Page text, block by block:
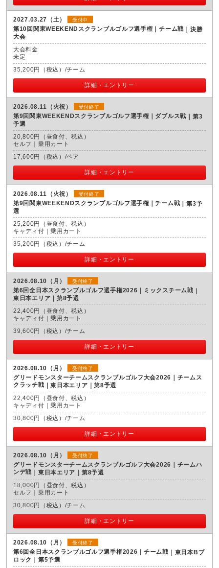
2027.03.27（土） 受付中
第10回関東WEEKENDスクランブルゴルフ選手権｜チーム戦
決勝
大会
大会料金
未定
35,200円（税込）/チーム
詳細・エントリー
2026.08.11（火祝） 受付終了
第9回関東WEEKENDスクランブルゴルフ選手権｜ダブルス戦
第3
予選
20,800円（昼食付、税込）
セルフ｜乗用カート
17,600円（税込）/ペア
詳細・エントリー
2026.08.11（火祝） 受付終了
第9回関東WEEKENDスクランブルゴルフ選手権｜チーム戦
第3予
選
25,200円（昼食付、税込）
キャディ付｜乗用カート
35,200円（税込）/チーム
詳細・エントリー
2026.08.10（月） 受付終了
第6回全日本スクランブルゴルフ選手権2026｜ミックスチーム戦
東日本エリア｜第8予選
22,400円（昼食付、税込）
キャディ付｜乗用カート
39,600円（税込）/チーム
詳細・エントリー
2026.08.10（月） 受付終了
グリードモンスターチームスクランブルゴルフ大会2026｜チームス
クラッチ戦
東日本エリア｜第8予選
22,400円（昼食付、税込）
キャディ付｜乗用カート
30,800円（税込）/チーム
詳細・エントリー
2026.08.10（月） 受付終了
グリードモンスターチームスクランブルゴルフ大会2026｜チームハ
ンデ戦
東日本エリア｜第8予選
18,000円（昼食付、税込）
セルフ｜乗用カート
30,800円（税込）/チーム
詳細・エントリー
2026.08.10（月） 受付終了
第6回全日本スクランブルゴルフ選手権2026｜チーム戦
東日本Bブ
ロック｜第5予選